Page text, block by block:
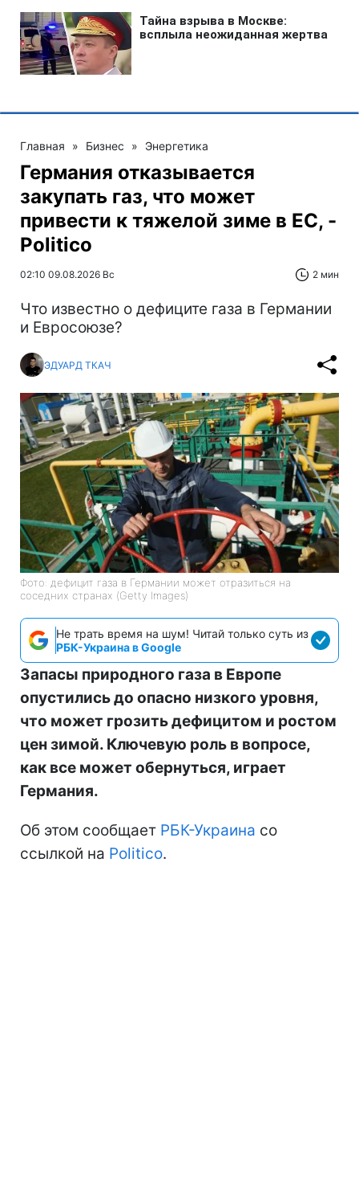
Главная » Бизнес » Энергетика
Германия отказывается
закупать газ, что может
привести к тяжелой зиме в ЕС, -
Politico
02:10 09.08.2026 Вс 2 мин
Что известно о дефиците газа в Германии
и Евросоюзе?
ЭДУАРД ТКАЧ
Фото: дефицит газа в Германии может отразиться на
соседних странах (Getty Images)
Не трать время на шум! Читай только суть из
РБК-Украина в Google
Запасы природного газа в Европе
опустились до опасно низкого уровня,
что может грозить дефицитом и ростом
цен зимой. Ключевую роль в вопросе,
как все может обернуться, играет
Германия.
Об этом сообщает РБК-Украина со
ссылкой на Politico.